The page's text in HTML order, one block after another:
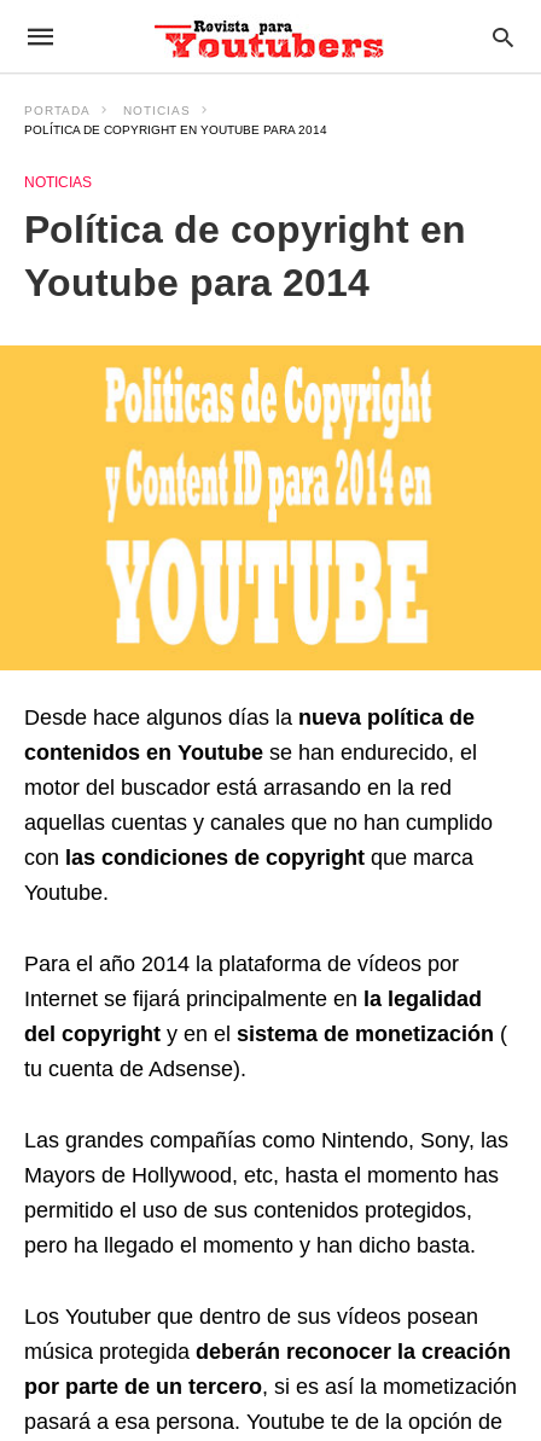
PORTADA
NOTICIAS
POLÍTICA DE COPYRIGHT EN YOUTUBE PARA 2014
NOTICIAS
Política de copyright en
Youtube para 2014
Desde hace algunos días la nueva política de
contenidos en Youtube se han endurecido, el
motor del buscador está arrasando en la red
aquellas cuentas y canales que no han cumplido
con las condiciones de copyright que marca
Youtube.
Para el año 2014 la plataforma de vídeos por
Internet se fijará principalmente en la legalidad
del copyright y en el sistema de monetización (
tu cuenta de Adsense).
Las grandes compañías como Nintendo, Sony, las
Mayors de Hollywood, etc, hasta el momento has
permitido el uso de sus contenidos protegidos,
pero ha llegado el momento y han dicho basta.
Los Youtuber que dentro de sus vídeos posean
música protegida deberán reconocer la creación
por parte de un tercero, si es así la mometización
pasará a esa persona. Youtube te de la opción de